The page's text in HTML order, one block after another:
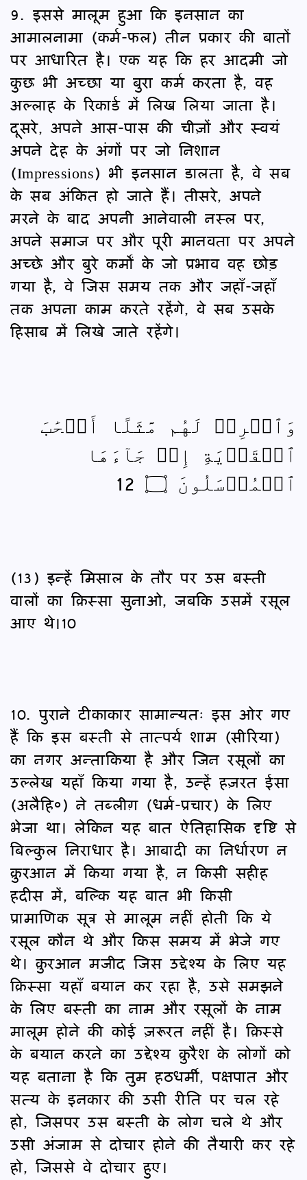
9. इससे मालूम हुआ कि इनसान का
आमालनामा (कर्म-फल) तीन प्रकार की बातों
पर आधारित है। एक यह कि हर आदमी जो
कुछ भी अच्छा या बुरा कर्म करता है, वह
अल्लाह के रिकार्ड में लिख लिया जाता है।
दूसरे, अपने आस-पास की चीज़ों और स्वयं
अपने देह के अंगों पर जो निशान
(Impressions) भी इनसान डालता है, वे सब
के सब अंकित हो जाते हैं। तीसरे, अपने
मरने के बाद अपनी आनेवाली नस्ल पर,
अपने समाज पर और पूरी मानवता पर अपने
अच्छे और बुरे कर्मों के जो प्रभाव वह छोड़
गया है, वे जिस समय तक और जहाँ-जहाँ
तक अपना काम करते रहेंगे, वे सब उसके
हिसाब में लिखे जाते रहेंगे।
وَٱضۡرِبۡ لَهُم مَّثَلًا أَصۡحَٰبَ
ٱلۡقَرۡيَةِ إِذۡ جَآءَهَا
ٱلۡمُرۡسَلُونَ ۝ 12
(13) इन्हें मिसाल के तौर पर उस बस्ती
वालों का क़िस्सा सुनाओ, जबकि उसमें रसूल
आए थे।10
10. पुराने टीकाकार सामान्यतः इस ओर गए
हैं कि इस बस्ती से तात्पर्य शाम (सीरिया)
का नगर अन्ताकिया है और जिन रसूलों का
उल्लेख यहाँ किया गया है, उन्हें हज़रत ईसा
(अलैहि०) ने तब्लीग़ (धर्म-प्रचार) के लिए
भेजा था। लेकिन यह बात ऐतिहासिक दृष्टि से
बिल्कुल निराधार है। आबादी का निर्धारण न
क़ुरआन में किया गया है, न किसी सहीह
हदीस में, बल्कि यह बात भी किसी
प्रामाणिक सूत्र से मालूम नहीं होती कि ये
रसूल कौन थे और किस समय में भेजे गए
थे। क़ुरआन मजीद जिस उद्देश्य के लिए यह
क़िस्सा यहाँ बयान कर रहा है, उसे समझने
के लिए बस्ती का नाम और रसूलों के नाम
मालूम होने की कोई ज़रूरत नहीं है। क़िस्से
के बयान करने का उद्देश्य क़ुरैश के लोगों को
यह बताना है कि तुम हठधर्मी, पक्षपात और
सत्य के इनकार की उसी रीति पर चल रहे
हो, जिसपर उस बस्ती के लोग चले थे और
उसी अंजाम से दोचार होने की तैयारी कर रहे
हो, जिससे वे दोचार हुए।